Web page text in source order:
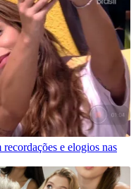
e elogios nas